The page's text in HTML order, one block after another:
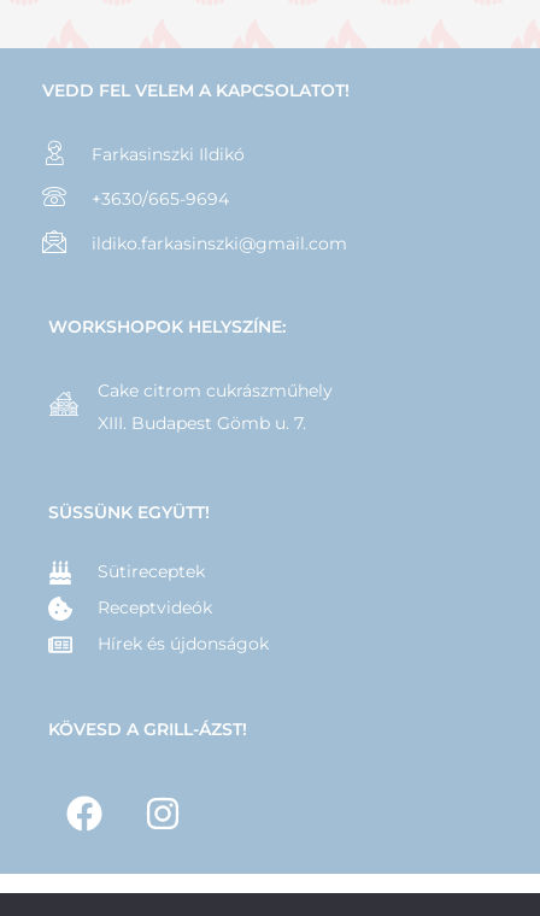
VEDD FEL VELEM A KAPCSOLATOT!
Farkasinszki Ildikó
+3630/665-9694
ildiko.farkasinszki@gmail.com
WORKSHOPOK HELYSZÍNE:
Cake citrom cukrászműhely
XIII. Budapest Gömb u. 7.
SÜSSÜNK EGYÜTT!
Sütireceptek
Receptvideók
Hírek és újdonságok
KÖVESD A GRILL-ÁZST!